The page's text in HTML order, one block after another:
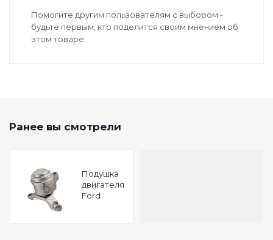
Помогите другим пользователям с выбором -
будьте первым, кто поделится своим мнением об
этом товаре
Ранее вы смотрели
Подушкa
двигателя
Ford